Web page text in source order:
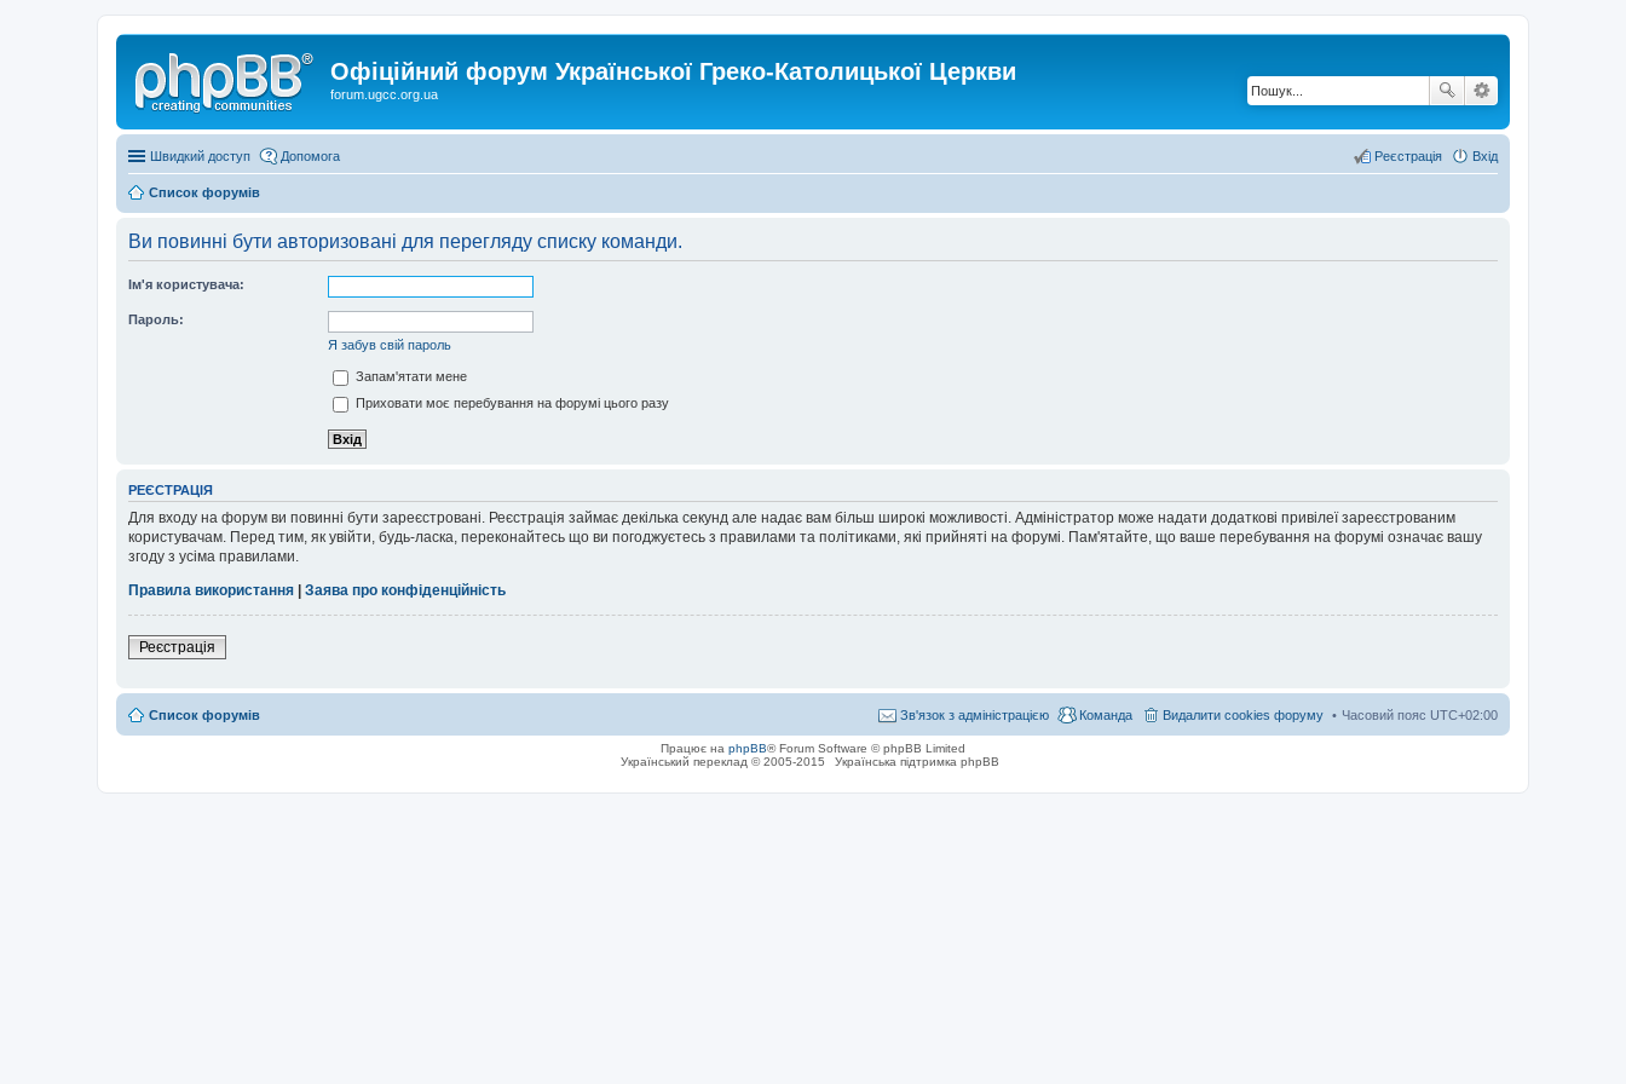
Офіційний форум Української Греко-Католицької Церкви
forum.ugcc.org.ua
Швидкий доступ Допомога Вхід
Реєстрація
Список форумів
Ви повинні бути авторизовані для перегляду списку команди.
Ім'я користувача:
Пароль:
Я забув свій пароль
Запам'ятати мене
Приховати моє перебування на форумі цього разу
РЕЄСТРАЦІЯ
Для входу на форум ви повинні бути зареєстровані. Реєстрація займає декілька секунд але надає вам більш широкі можливості. Адміністратор може надати додаткові привілеї зареєстрованим
користувачам. Перед тим, як увійти, будь-ласка, переконайтесь що ви погоджуєтесь з правилами та політиками, які прийняті на форумі. Пам'ятайте, що ваше перебування на форумі означає вашу
згоду з усіма правилами.
Правила використання
Заява про конфіденційність
Реєстрація
Список форумів Часовий пояс UTC+02:00
Видалити cookies форуму
Команда
Зв'язок з адміністрацією
Працює на phpBB® Forum Software © phpBB Limited
Український переклад © 2005-2015
Українська підтримка phpBB